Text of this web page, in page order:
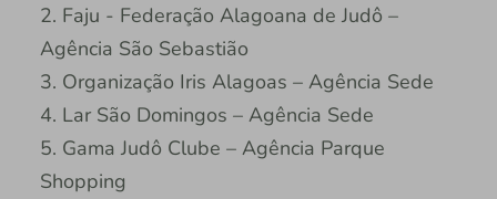
2. Faju - Federação Alagoana de Judô –
Agência São Sebastião
3. Organização Iris Alagoas – Agência Sede
4. Lar São Domingos – Agência Sede
5. Gama Judô Clube – Agência Parque
Shopping